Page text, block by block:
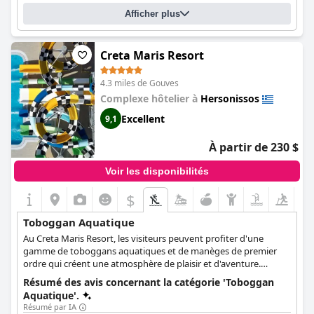
Afficher plus
Creta Maris Resort
4.3 miles de Gouves
Complexe hôtelier à Hersonissos
9,1 Excellent
À partir de 230 $
Voir les disponibilités
$
Toboggan Aquatique
Au Creta Maris Resort, les visiteurs peuvent profiter d'une
gamme de toboggans aquatiques et de manèges de premier
ordre qui créent une atmosphère de plaisir et d'aventure.
Chaque toboggan est méticuleusement conçu, offrant un
voyage exaltant de chutes abruptes et de virages rapides,
culminant dans une éclaboussure rafraîchissante dans la piscine
Résumé des avis concernant la catégorie 'Toboggan
Aquatique'.
Résumé par IA